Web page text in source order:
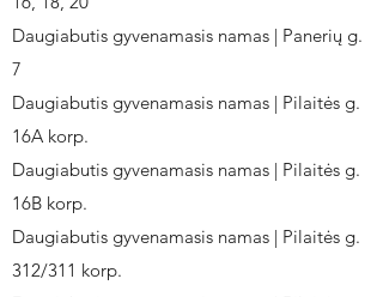
Daugiabutis gyvenamasis namas | Panerių g.
7
Daugiabutis gyvenamasis namas | Pilaitės g.
16A korp.
Daugiabutis gyvenamasis namas | Pilaitės g.
16B korp.
Daugiabutis gyvenamasis namas | Pilaitės g.
312/311 korp.